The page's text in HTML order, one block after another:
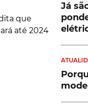
Já